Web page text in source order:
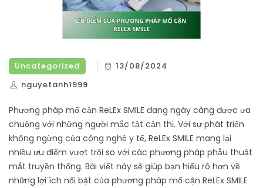
Uncategorized
13/08/2024
nguyetanh1999
Phương pháp mổ cận ReLEx SMILE đang ngày càng được ưa
chuộng với những người mắc tật cận thị. Với sự phát triển
không ngừng của công nghệ y tế, ReLEx SMILE mang lại
nhiều ưu điểm vượt trội so với các phương pháp phẫu thuật
mắt truyền thống. Bài viết này sẽ giúp bạn hiểu rõ hơn về
những lợi ích nổi bật của phương pháp mổ cận ReLEx SMILE